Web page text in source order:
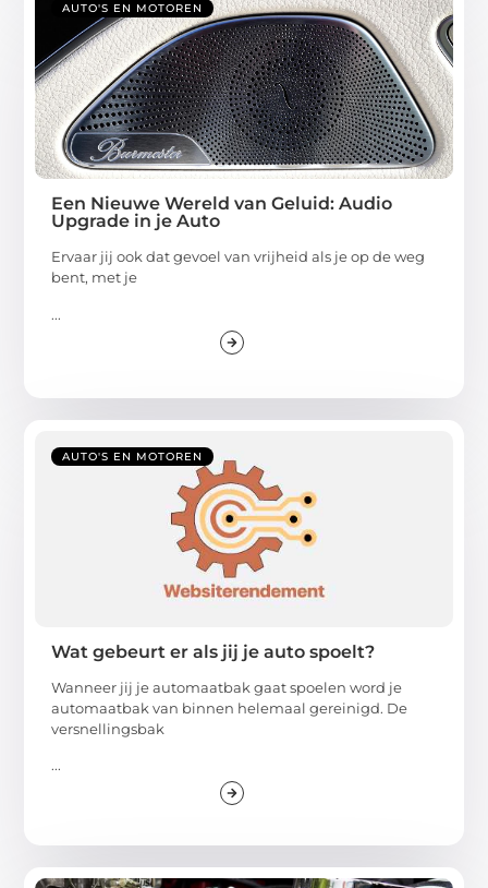
AUTO'S EN MOTOREN
Een Nieuwe Wereld van Geluid: Audio
Upgrade in je Auto
Ervaar jij ook dat gevoel van vrijheid als je op de weg
bent, met je
...
AUTO'S EN MOTOREN
Wat gebeurt er als jij je auto spoelt?
Wanneer jij je automaatbak gaat spoelen word je
automaatbak van binnen helemaal gereinigd. De
versnellingsbak
...